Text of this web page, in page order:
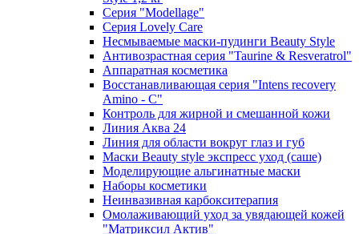
Серия "Modellage"
Cерия Lovely Care
Несмываемые маски-пудинги Beauty Style
Антивозрастная серия "Taurine & Resveratrol"
Аппаратная косметика
Восстанавливающая серия "Intens recovery
Amino - C"
Контроль для жирной и смешанной кожи
Линия Аква 24
Линия для области вокруг глаз и губ
Маски Beauty style экспресс уход (саше)
Моделирующие альгинатные маски
Наборы косметики
Неинвазивная карбокситерапия
Омолаживающий уход за увядающей кожей
"Матриксил Актив"